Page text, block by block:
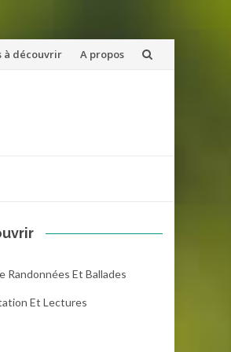
à découvrir A propos
Randonnées Et Ballades
Et Lectures